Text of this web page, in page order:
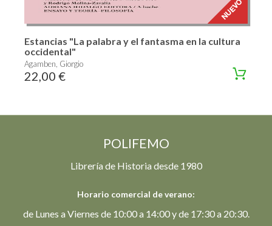
Estancias "La palabra y el fantasma en la cultura
occidental"
Agamben, Giorgio
22,00 €
POLIFEMO
Librería de Historia desde 1980
Horario comercial de verano:
de Lunes a Viernes de 10:00 a 14:00 y de 17:30 a 20:30.